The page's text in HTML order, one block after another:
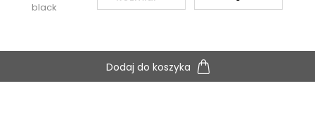
black
Dodaj do koszyka